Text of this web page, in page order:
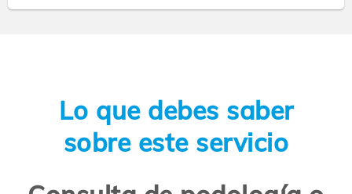
Lo que debes saber
sobre este servicio